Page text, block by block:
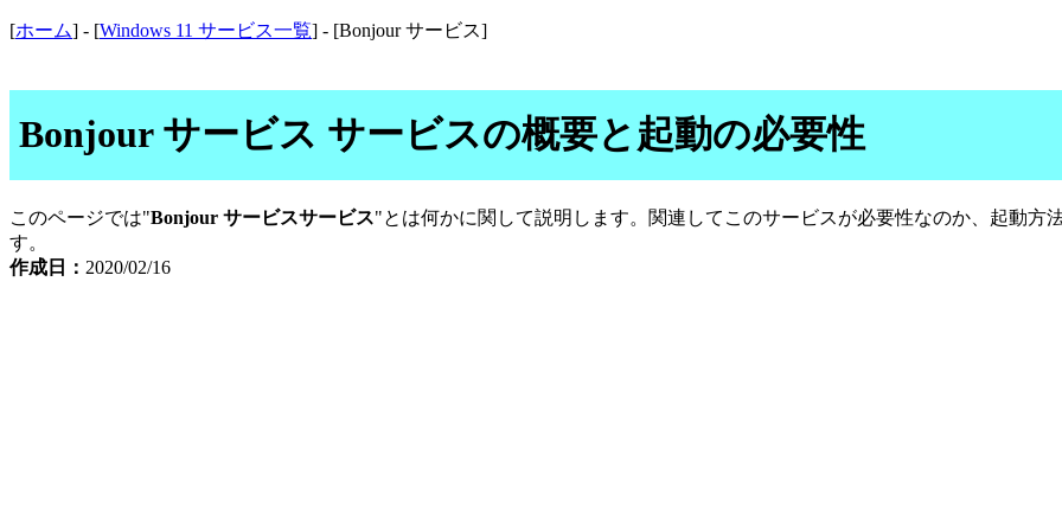
[ホーム] - [Windows 11 サービス一覧] - [Bonjour サービス]
Bonjour サービス サービスの概要と起動の必要性
このページでは"Bonjour サービスサービス"とは何かに関して説明します。関連してこのサービスが必要性なのか、起動方
す。
作成日： 2020/02/16